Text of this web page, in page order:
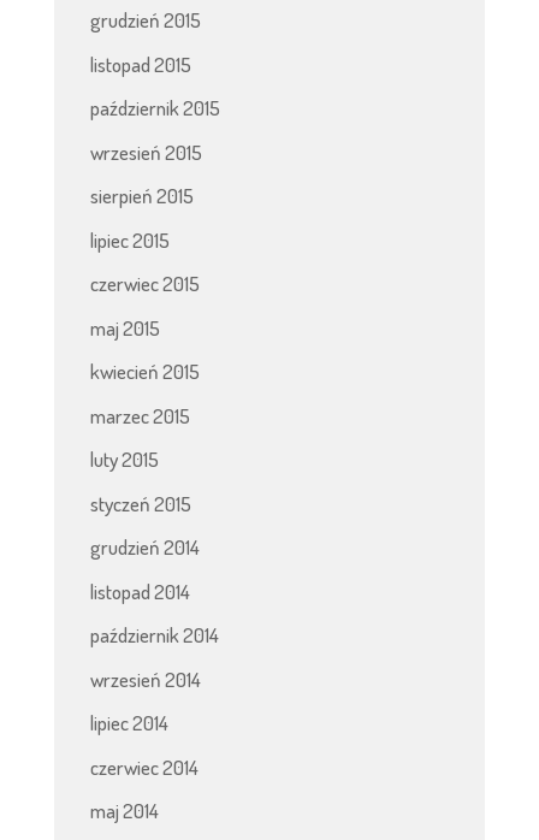
grudzień 2015
listopad 2015
październik 2015
wrzesień 2015
sierpień 2015
lipiec 2015
czerwiec 2015
maj 2015
kwiecień 2015
marzec 2015
luty 2015
styczeń 2015
grudzień 2014
listopad 2014
październik 2014
wrzesień 2014
lipiec 2014
czerwiec 2014
maj 2014